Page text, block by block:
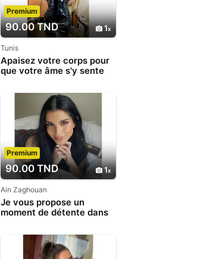
90.00 TND 1
Premium
Tunis
Apaisez votre corps pour
que votre âme s'y sente
90.00 TND 1
Premium
Ain Zaghouan
Je vous propose un
moment de détente dans
900 033